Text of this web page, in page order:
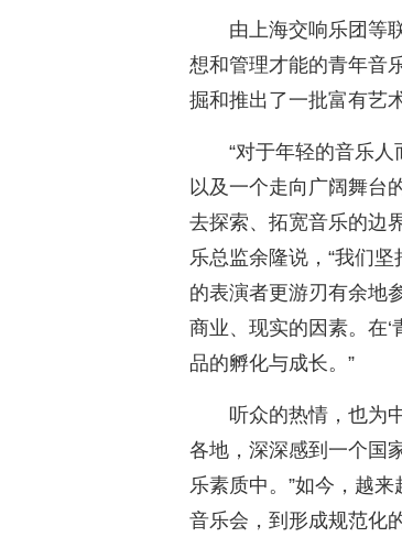
由上海交响乐团等
想和管理才能的青年音
掘和推出了一批富有艺
“对于年轻的音乐
以及一个走向广阔舞台
去探索、拓宽音乐的边
乐总监余隆说，“我们
的表演者更游刃有余地
商业、现实的因素。在
品的孵化与成长。”
听众的热情，也为
各地，深深感到一个国
乐素质中。”如今，越
音乐会，到形成规范化